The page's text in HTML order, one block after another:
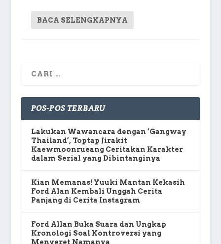
BACA SELENGKAPNYA
POS-POS TERBARU
Lakukan Wawancara dengan ‘Gangway
Thailand’, Toptap Jirakit
Kaewmoonrueang Ceritakan Karakter
dalam Serial yang Dibintanginya
Kian Memanas! Yuuki Mantan Kekasih
Ford Alan Kembali Unggah Cerita
Panjang di Cerita Instagram
Ford Allan Buka Suara dan Ungkap
Kronologi Soal Kontroversi yang
Menyeret Namanya